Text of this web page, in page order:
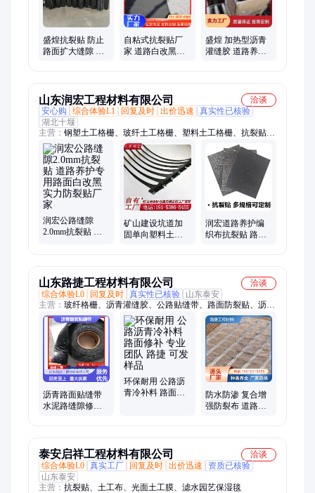
盛煌抗裂贴 防止
路面扩大缝隙 超
自粘式抗裂贴厂
家 道路白改黑旧
盛煌 加热型沥青
灌缝胶 道路养护
山东润宏工程材料有限公司
洽谈
安心购
综合体验L1 回复及时 出价迅速
真实性已核验
湖北十堰
主营： 钢塑土工格栅、玻纤土工格栅、塑料土工格栅、抗裂贴、
土工布、土工膜、复合土工膜、膨润土防水毯、塑料排水板、毛
细排水板、复合排水网、软式透水管、硬式透水管、塑料盲沟、
土工席垫、贴缝带、灌缝胶、土工格室、生态袋、三维植被网
润宏公路缝隙
2.0mm抗裂贴 道
矿山建设坑道加
固单向塑料土工
润宏道路养护编
织布抗裂贴 路面
山东路捷工程材料有限公司
洽谈
综合体验L0
回复及时 真实性已核验
山东泰安
主营： 玻纤格栅、沥青灌缝胶、公路贴缝带、路面防裂贴、沥青
抗裂贴、路面灌缝胶、道路抗裂贴、自粘式抗裂贴、抗裂贴、沥
青路面灌缝胶、路面填缝胶、沥青冷补料、道路裂缝贴、沥青防
裂贴、自粘型防裂贴、玻璃纤维土工格栅、沥青贴缝带、玻纤土
工格栅、公路灌缝胶、加热型道路密封胶、灌缝胶、道路沥青冷
补料、裂缝贴、防裂贴、贴缝带
沥青路面贴缝带
水泥路缝隙修补
环保耐用 公路沥
青冷补料 路面修
防水防渗 复合增
强防裂布 道路养
泰安启祥工程材料有限公司
洽谈
综合体验L0 真实工厂 回复及时 出价迅速
资质已核验
山东泰安
主营： 抗裂贴、土工布、光面土工膜、滤水园艺保湿毯